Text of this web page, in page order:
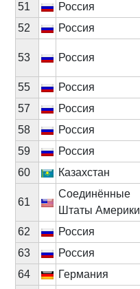
51
Россия
52
Россия
53 Россия
55 Россия
57
Россия
58
Россия
59
Россия
60
Казахстан
61
Соединённые
Штаты Америки
62 Россия
63
Россия
64
Германия